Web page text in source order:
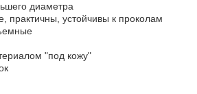
диаметра
практичны, устойчивы к проколам
"под кожу"